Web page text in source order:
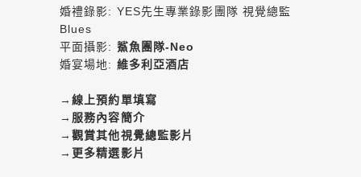
婚禮錄影: YES先生專業錄影團隊 視覺總監
Blues
平面攝影: 鯊魚團隊-Neo
婚宴場地: 維多利亞酒店
→線上預約單填寫
→ 服務內容簡介
→觀賞其他視覺總監影片
→ 更多精選影片